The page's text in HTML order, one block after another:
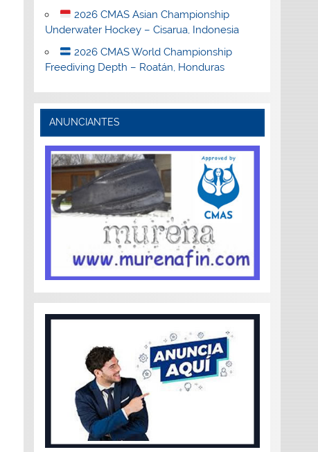
2026 CMAS Asian Championship
Underwater Hockey – Cisarua, Indonesia
2026 CMAS World Championship
Freediving Depth – Roatán, Honduras
ANUNCIANTES